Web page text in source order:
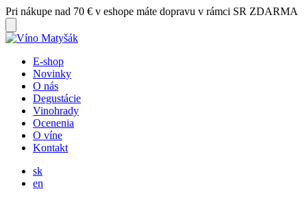
Pri nákupe nad 70 € v eshope máte dopravu v rámci SR ZDARMA
E-shop
Novinky
O nás
Degustácie
Vinohrady
Ocenenia
O víne
Kontakt
sk
en